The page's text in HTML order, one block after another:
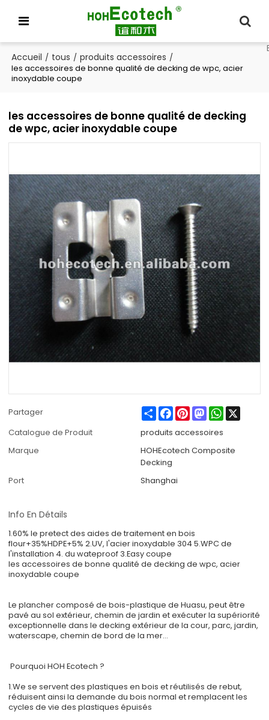
Accueil / tous / produits accessoires /
les accessoires de bonne qualité de decking de wpc, acier
inoxydable coupe
les accessoires de bonne qualité de decking
de wpc, acier inoxydable coupe
Partager ShareFacebook
PinterestMastodonWhatsApp
X
Catalogue de Produit
produits accessoires
Marque
HOHEcotech Composite
Decking
Port
Shanghai
Info En Détails
1.60% le pretect des aides de traitement en bois
flour+35%HDPE+5% 2.UV, l'acier inoxydable 304 5.WPC de
l'installation 4. du wateproof 3.Easy coupe
les accessoires de bonne qualité de decking de wpc, acier
inoxydable coupe
Le plancher composé de bois-plastique de Huasu, peut être
pavé au sol extérieur, chemin de jardin et exécuter la supériorité
exceptionnelle dans le decking extérieur de la cour, parc, jardin,
waterscape, chemin de bord de la mer…
Pourquoi HOH Ecotech ?
1.We se servent des plastiques en bois et réutilisés de rebut,
réduisent ainsi la demande du bois normal et remplacent les
cycles de vie des plastiques épuisés